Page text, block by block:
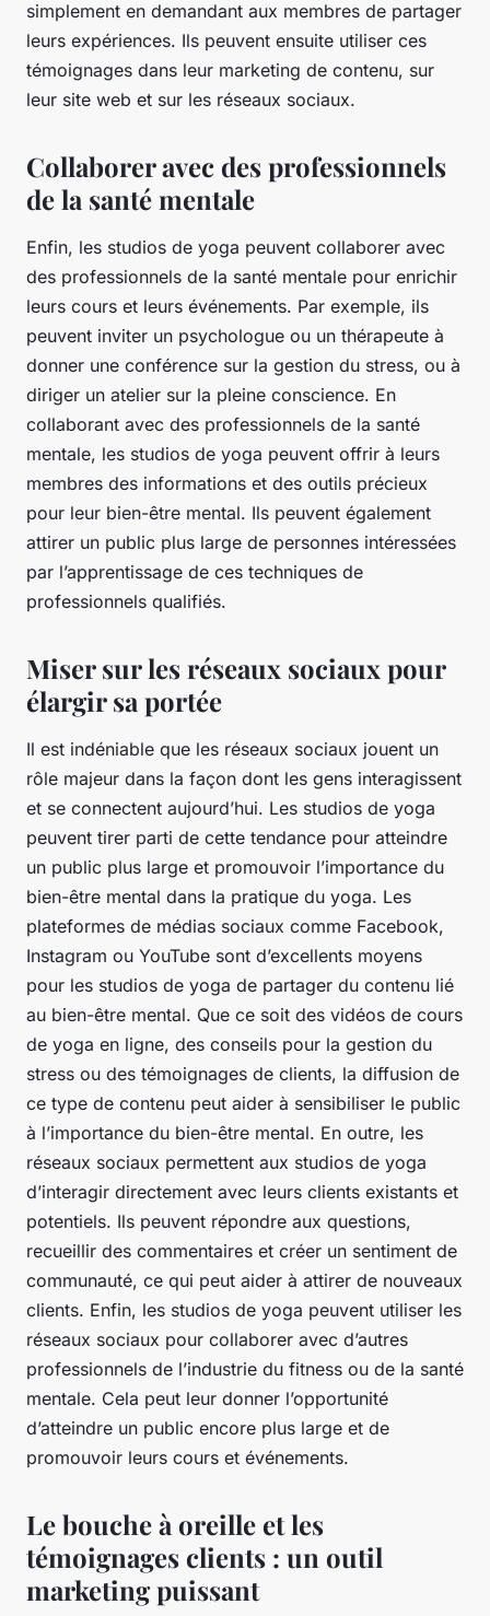
simplement en demandant aux membres de partager
leurs expériences. Ils peuvent ensuite utiliser ces
témoignages dans leur marketing de contenu, sur
leur site web et sur les réseaux sociaux.
Collaborer avec des professionnels
de la santé mentale
Enfin, les studios de yoga peuvent collaborer avec
des professionnels de la santé mentale pour enrichir
leurs cours et leurs événements. Par exemple, ils
peuvent inviter un psychologue ou un thérapeute à
donner une conférence sur la gestion du stress, ou à
diriger un atelier sur la pleine conscience. En
collaborant avec des professionnels de la santé
mentale, les studios de yoga peuvent offrir à leurs
membres des informations et des outils précieux
pour leur bien-être mental. Ils peuvent également
attirer un public plus large de personnes intéressées
par l’apprentissage de ces techniques de
professionnels qualifiés.
Miser sur les réseaux sociaux pour
élargir sa portée
Il est indéniable que les réseaux sociaux jouent un
rôle majeur dans la façon dont les gens interagissent
et se connectent aujourd’hui. Les studios de yoga
peuvent tirer parti de cette tendance pour atteindre
un public plus large et promouvoir l’importance du
bien-être mental dans la pratique du yoga. Les
plateformes de médias sociaux comme Facebook,
Instagram ou YouTube sont d’excellents moyens
pour les studios de yoga de partager du contenu lié
au bien-être mental. Que ce soit des vidéos de cours
de yoga en ligne, des conseils pour la gestion du
stress ou des témoignages de clients, la diffusion de
ce type de contenu peut aider à sensibiliser le public
à l’importance du bien-être mental. En outre, les
réseaux sociaux permettent aux studios de yoga
d’interagir directement avec leurs clients existants et
potentiels. Ils peuvent répondre aux questions,
recueillir des commentaires et créer un sentiment de
communauté, ce qui peut aider à attirer de nouveaux
clients. Enfin, les studios de yoga peuvent utiliser les
réseaux sociaux pour collaborer avec d’autres
professionnels de l’industrie du fitness ou de la santé
mentale. Cela peut leur donner l’opportunité
d’atteindre un public encore plus large et de
promouvoir leurs cours et événements.
Le bouche à oreille et les
témoignages clients : un outil
marketing puissant